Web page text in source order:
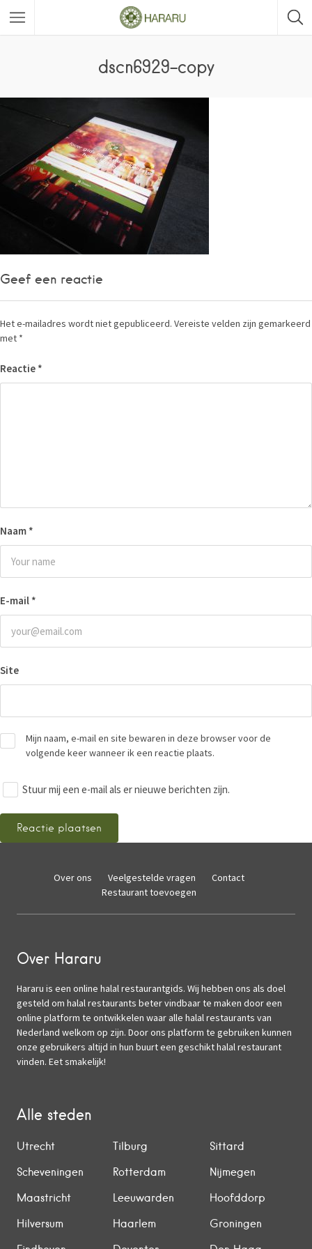
dscn6929-copy
Geef een reactie
Het e-mailadres wordt niet gepubliceerd. Vereiste velden zijn gemarkeerd
met *
Reactie *
Naam *
E-mail *
Site
Mijn naam, e-mail en site bewaren in deze browser voor de
volgende keer wanneer ik een reactie plaats.
Stuur mij een e-mail als er nieuwe berichten zijn.
Over ons Veelgestelde vragen
Contact
Restaurant toevoegen
Over Hararu
Hararu is een online halal restaurantgids. Wij hebben ons als doel
gesteld om halal restaurants beter vindbaar te maken door een
online platform te ontwikkelen waar alle halal restaurants van
Nederland welkom op zijn. Door ons platform te gebruiken kunnen
onze gebruikers altijd in hun buurt een geschikt halal restaurant
vinden. Eet smakelijk!
Alle steden
Utrecht Tilburg
Sittard
Scheveningen
Rotterdam
Nijmegen
Maastricht
Leeuwarden
Hoofddorp
Hilversum
Haarlem
Groningen